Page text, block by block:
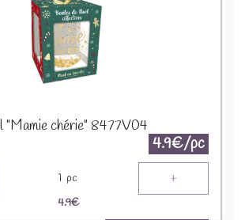
"Mamie chérie" 8477V04
4.9€/pc
1 pc +
4.9€